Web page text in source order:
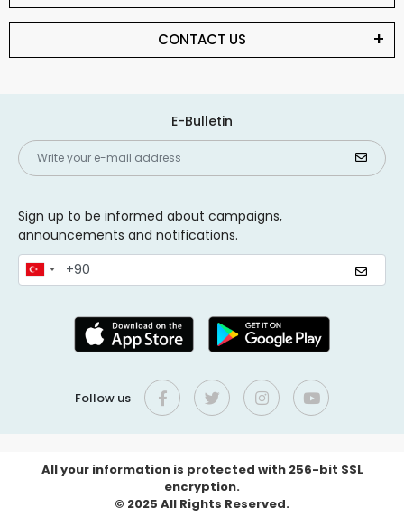
CONTACT US
E-Bulletin
Sign up to be informed about campaigns,
announcements and notifications.
Follow us
All your information is protected with 256-bit SSL
encryption.
© 2025 All Rights Reserved.